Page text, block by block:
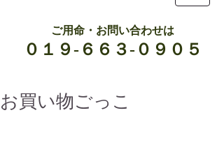
ご用命・お問い合わせは
０１９-６６３-０９０５
お買い物ごっこ